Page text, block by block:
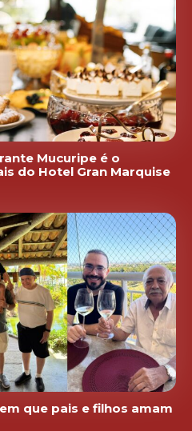
Mucuripe é o
do Hotel Gran Marquise
que pais e filhos amam